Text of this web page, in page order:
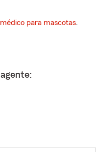
para mascotas.